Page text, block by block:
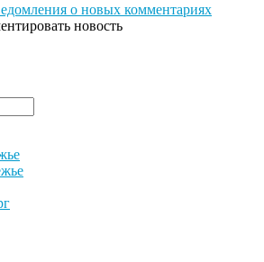
о новых комментариях
новость